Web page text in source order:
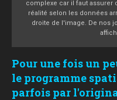
complexe car il faut assurer
réalité selon les données
droite de l'image. De nos
Pour une fois un
le programme
parfois par